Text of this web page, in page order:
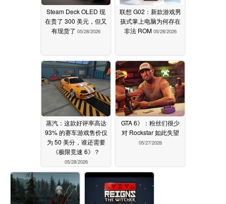
Steam Deck OLED 现
在贵了 300 美元，但又
有现货了 05/28/2026
联想 G02：新款游戏男
孩式掌上电脑为何存在
非法 ROM 05/28/2026
蒸汽：这款好评率高达
93% 的赛车游戏售价仅
为 50 美分，谁还需要
《极限竞速 6》？
05/28/2026
GTA 6》：粉丝们很少
对 Rockstar 如此失望
05/27/2026